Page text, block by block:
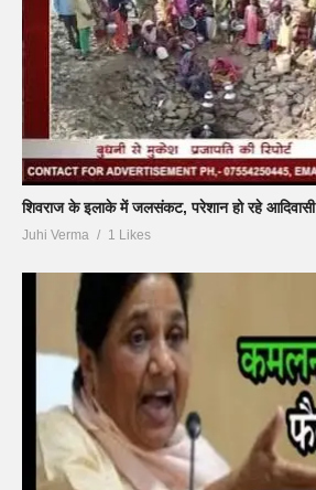
शिवराज के इलाके में जलसंकट, परेशान हो रहे आदिवासी
Juhi Verma 1 Likes